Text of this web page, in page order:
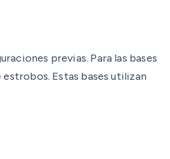
previas. Para las bases
Estas bases utilizan